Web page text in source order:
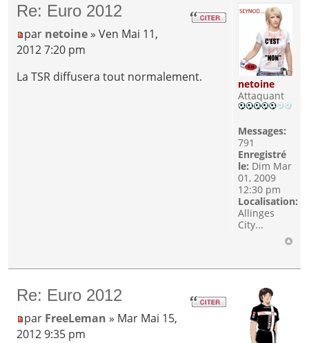
Re: Euro 2012
par netoine » Ven Mai 11,
2012 7:20 pm
La TSR diffusera tout normalement.
netoine
Attaquant
Messages:
791
Enregistré
le: Dim Mar
01, 2009
12:30 pm
Localisation:
Allinges
City...
Re: Euro 2012
par FreeLeman » Mar Mai 15,
2012 9:35 pm